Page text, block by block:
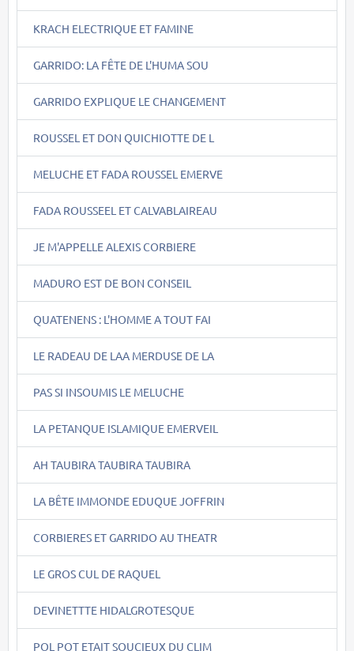
KRACH ELECTRIQUE ET FAMINE
GARRIDO: LA FÊTE DE L'HUMA SOU
GARRIDO EXPLIQUE LE CHANGEMENT
ROUSSEL ET DON QUICHIOTTE DE L
MELUCHE ET FADA ROUSSEL EMERVE
FADA ROUSSEEL ET CALVABLAIREAU
JE M'APPELLE ALEXIS CORBIERE
MADURO EST DE BON CONSEIL
QUATENENS : L'HOMME A TOUT FAI
LE RADEAU DE LAA MERDUSE DE LA
PAS SI INSOUMIS LE MELUCHE
LA PETANQUE ISLAMIQUE EMERVEIL
AH TAUBIRA TAUBIRA TAUBIRA
LA BÊTE IMMONDE EDUQUE JOFFRIN
CORBIERES ET GARRIDO AU THEATR
LE GROS CUL DE RAQUEL
DEVINETTTE HIDALGROTESQUE
POL POT ETAIT SOUCIEUX DU CLIM